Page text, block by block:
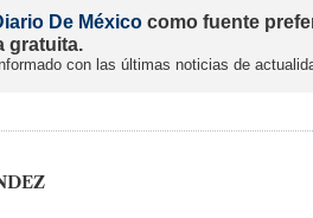
De México como fuente
gratuita.
con las últimas noticias de